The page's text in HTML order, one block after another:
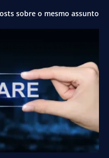
sobre o mesmo assunto